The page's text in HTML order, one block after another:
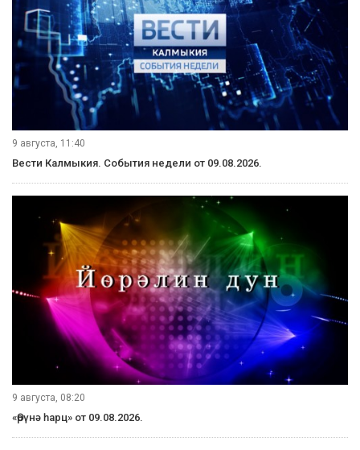
9 августа, 11:40
Вести Калмыкия. События недели от 09.08.2026.
9 августа, 08:20
«Өрүнә һарц» от 09.08.2026.